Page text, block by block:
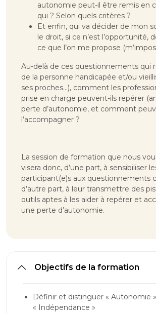
autonomie peut-il être remis en
qui ? Selon quels critères ?
Et enfin, qui va décider de mon
le droit, si ce n’est l’opportunité,
ce que l’on me propose
Au-delà de ces questionnements qui
de la personne handicapée et/ou
ses proches…), comment les
prise en charge peuvent-ils repérer
perte d’autonomie, et comment
l’accompagner ?
La session de formation que nous
visera donc, d’une part, à sensibiliser
participant(e)s aux questionnements
d’autre part, à leur transmettre des
outils aptes à les aider à repérer et
une perte d’autonomie.
Objectifs de la formation
Définir et distinguer « Autonomie
« Indépendance »